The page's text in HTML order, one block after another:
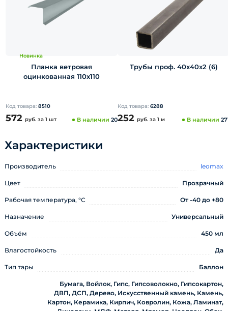
Новинка
Планка ветровая
оцинкованная 110х110
Код товара: 8510
572 руб. за 1 шт В наличии 20
Трубы проф. 40х40х2 (6)
Код товара: 6288
252 руб. за 1 м В наличии
Характеристики
Производитель leomax
Цвет Прозрачный
Рабочая температура, °С От -40 до +80
Назначение Универсальный
Объём 450 мл
Влагостойкость Да
Тип тары Баллон
Бумага, Войлок, Гипс, Гипсоволокно, Гипсокартон,
ДВП, ДСП, Дерево, Искусственный камень, Камень,
Картон, Керамика, Кирпич, Ковролин, Кожа, Ламинат,